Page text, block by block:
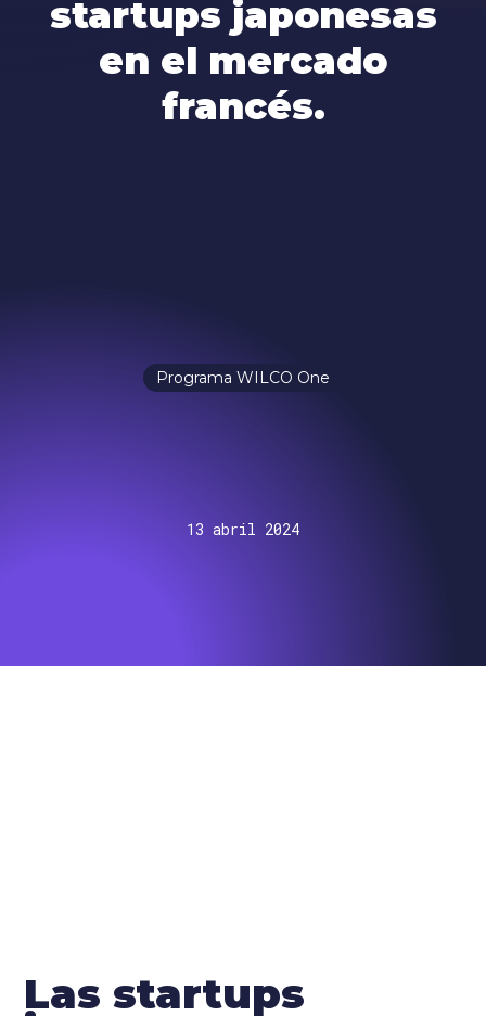
startups japonesas
en el mercado
francés.
Programa WILCO One
13 abril 2024
Las startups